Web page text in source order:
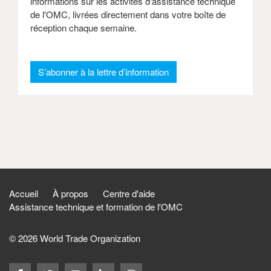
de l'OMC, livrées directement dans votre boîte de
réception chaque semaine.
S’abonner à la lettre d’information: Lettre d’information
Accueil À propos
Centre d'aide
Assistance technique et formation de l'OMC
© 2026 World Trade Organization